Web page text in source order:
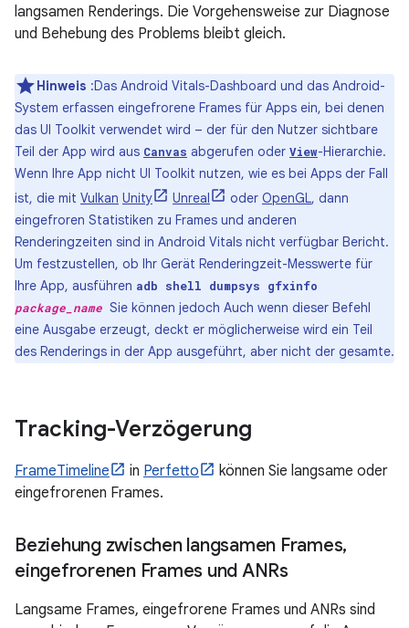
langsamen Renderings. Die Vorgehensweise zur Diagnose
und Behebung des Problems bleibt gleich.
Hinweis :Das Android Vitals-Dashboard und das Android-
System erfassen eingefrorene Frames für Apps ein, bei denen
das UI Toolkit verwendet wird – der für den Nutzer sichtbare
Teil der App wird aus Canvas abgerufen oder View-Hierarchie.
Wenn Ihre App nicht UI Toolkit nutzen, wie es bei Apps der Fall
ist, die mit Vulkan Unity Unreal oder OpenGL, dann
eingefroren Statistiken zu Frames und anderen
Renderingzeiten sind in Android Vitals nicht verfügbar Bericht.
Um festzustellen, ob Ihr Gerät Renderingzeit-Messwerte für
Ihre App, ausführen adb shell dumpsys gfxinfo
package_name Sie können jedoch Auch wenn dieser Befehl
eine Ausgabe erzeugt, deckt er möglicherweise wird ein Teil
des Renderings in der App ausgeführt, aber nicht der gesamte.
Tracking-Verzögerung
FrameTimeline in Perfetto
können Sie langsame oder
eingefrorenen Frames.
Beziehung zwischen langsamen Frames,
eingefrorenen Frames und ANRs
Langsame Frames, eingefrorene Frames und ANRs sind